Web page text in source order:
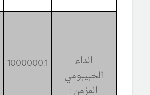
الداء
الحبيبومي
المزمن :
1000000:1